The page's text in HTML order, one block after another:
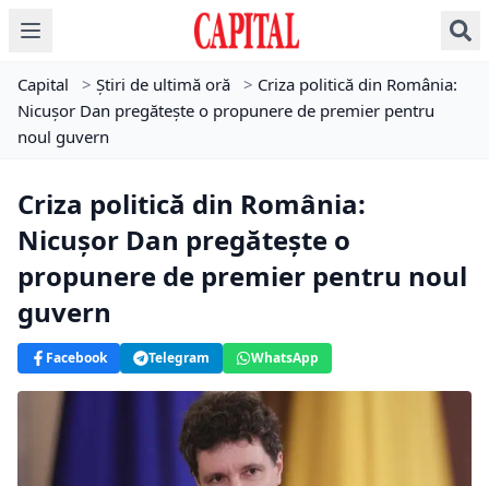
Capital > Știri de ultimă oră > Criza politică din România:
Nicușor Dan pregătește o propunere de premier pentru
noul guvern
Criza politică din România:
Nicușor Dan pregătește o
propunere de premier pentru noul
guvern
Facebook Telegram WhatsApp